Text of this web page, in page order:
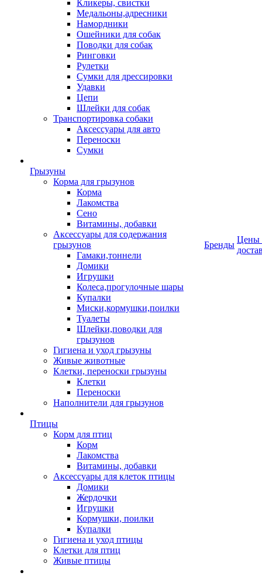
Кликеры, свистки
Медальоны,адресники
Намордники
Ошейники для собак
Поводки для собак
Ринговки
Рулетки
Сумки для дрессировки
Удавки
Цепи
Шлейки для собак
Транспортировка собаки
Аксессуары для авто
Переноски
Сумки
Грызуны
Корма для грызунов
Корма
Лакомства
Сено
Витамины, добавки
Аксессуары для содержания
грызунов
Гамаки,тоннели
Домики
Игрушки
Колеса,прогулочные шары
Купалки
Миски,кормушки,поилки
Туалеты
Шлейки,поводки для
грызунов
Гигиена и уход грызуны
Живые животные
Клетки, переноски грызуны
Клетки
Переноски
Наполнители для грызунов
Птицы
Корм для птиц
Корм
Лакомства
Витамины, добавки
Аксессуары для клеток птицы
Домики
Жердочки
Игрушки
Кормушки, поилки
Купалки
Гигиена и уход птицы
Клетки для птиц
Живые птицы
Бренды
Цены